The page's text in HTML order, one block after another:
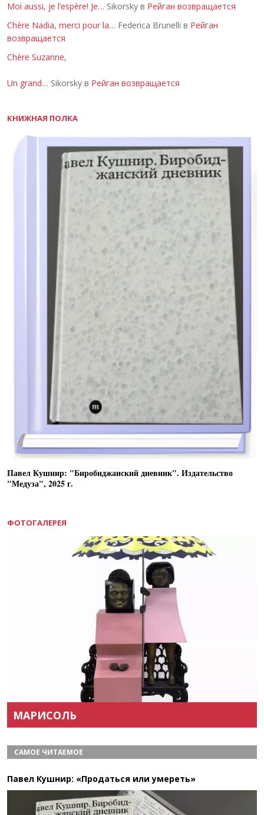
Moi aussi, je l’espère! Je… Sikorsky в Рейган возвращается
Chère Nadia, merci pour la… Federica Brunelli в Рейган
возвращается
Chère Suzanne,
Un grand… Sikorsky в Рейган возвращается
КНИЖНАЯ ПОЛКА
Павел Кушнир: "Биробиджанский дневник". Издательство
"Медуза", 2025 г.
ФОТОГАЛЕРЕЯ
МАРИСОЛЬ
САМОЕ ЧИТАЕМОЕ
Павел Кушнир: «Продаться или умереть»